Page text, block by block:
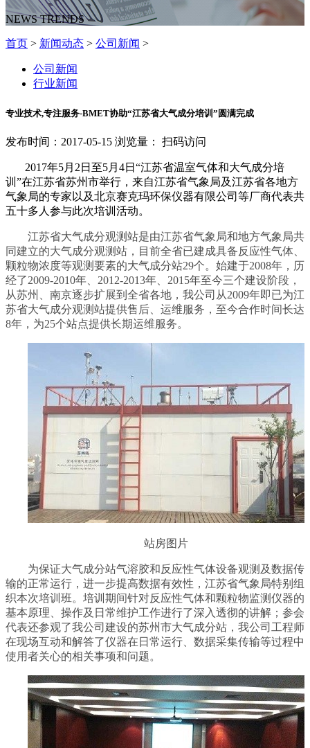
NEWS TRENDS
首页 > 新闻动态 > 公司新闻 >
公司新闻
行业新闻
专业技术,专注服务-BMET协助“江苏省大气成分培训”圆满完成
发布时间：2017-05-15 浏览量： 扫码访问
2017年5月2日至5月4日“江苏省温室气体和大气成分培
训”在江苏省苏州市举行，来自江苏省气象局及江苏省各地方
气象局的专家以及北京赛克玛环保仪器有限公司等厂商代表共
五十多人参与此次培训活动。
江苏省大气成分观测站是由江苏省气象局和地方气象局共
同建立的大气成分观测站，目前全省已建成具备反应性气体、
颗粒物浓度等观测要素的大气成分站29个。始建于2008年，历
经了2009-2010年、 2012-2013年、 2015年至今三个建设阶段，
从苏州、南京逐步扩展到全省各地，我公司从2009年即已为江
苏省大气成分观测站提供售后、运维服务，至今合作时间长达
8年，为25个站点提供长期运维服务。
站房图片
为保证大气成分站气溶胶和反应性气体设备观测及数据传
输的正常运行，进一步提高数据有效性，江苏省气象局特别组
织本次培训班。培训期间针对反应性气体和颗粒物监测仪器的
基本原理、操作及日常维护工作进行了深入透彻的讲解；参会
代表还参观了我公司建设的苏州市大气成分站，我公司工程师
在现场互动和解答了仪器在日常运行、数据采集传输等过程中
使用者关心的相关事项和问题。